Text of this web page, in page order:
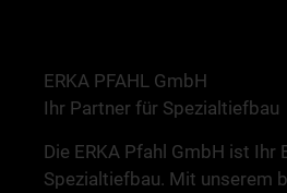
ERKA PFAHL GmbH
Ihr Partner für Spezialtiefbau
Die ERKA Pfahl GmbH ist Ihr
Spezialtiefbau. Mit unserem